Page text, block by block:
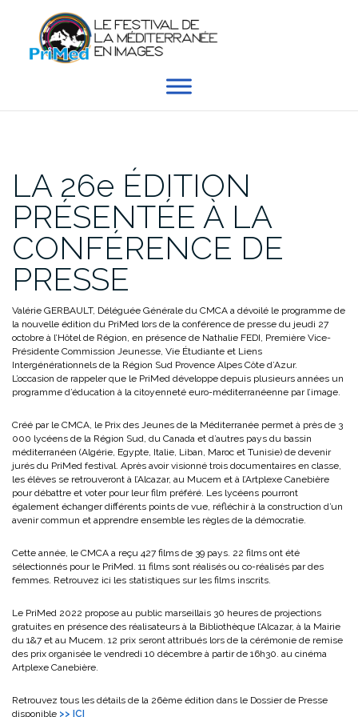
contenu
LA 26e ÉDITION
PRÉSENTÉE À LA
CONFÉRENCE DE
PRESSE
Valérie GERBAULT, Déléguée Générale du CMCA a dévoilé le programme de
la nouvelle édition du PriMed lors de la conférence de presse du jeudi 27
octobre à l’Hôtel de Région, en présence de Nathalie FEDI, Première Vice-
Présidente Commission Jeunesse, Vie Étudiante et Liens
Intergénérationnels de la Région Sud Provence Alpes Côte d’Azur.
L’occasion de rappeler que le PriMed développe depuis plusieurs années un
programme d’éducation à la citoyenneté euro-méditerranéenne par l’image.
Créé par le CMCA, le Prix des Jeunes de la Méditerranée permet à près de 3
000 lycéens de la Région Sud, du Canada et d’autres pays du bassin
méditerranéen (Algérie, Egypte, Italie, Liban, Maroc et Tunisie) de devenir
jurés du PriMed festival. Après avoir visionné trois documentaires en classe,
les élèves se retrouveront à l’Alcazar, au Mucem et à l’Artplexe Canebière
pour débattre et voter pour leur film préféré. Les lycéens pourront
également échanger différents points de vue, réfléchir à la construction d’un
avenir commun et apprendre ensemble les règles de la démocratie.
Cette année, le CMCA a reçu 427 films de 39 pays. 22 films ont été
sélectionnés pour le PriMed. 11 films sont réalisés ou co-réalisés par des
femmes. Retrouvez ici les statistiques sur les films inscrits.
Le PriMed 2022 propose au public marseillais 30 heures de projections
gratuites en présence des réalisateurs à la Bibliothèque l’Alcazar, à la Mairie
du 1&7 et au Mucem. 12 prix seront attribués lors de la cérémonie de remise
des prix organisée le vendredi 10 décembre à partir de 16h30. au cinéma
Artplexe Canebière.
Retrouvez tous les détails de la 26ème édition dans le Dossier de Presse
disponible >> ICI